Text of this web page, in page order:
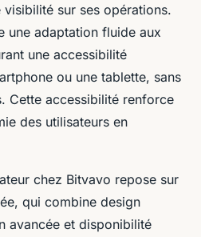
sur ses opérations.
une adaptation fluide aux
une accessibilité
ou une tablette, sans
Cette accessibilité renforce
des utilisateurs en
chez Bitvavo repose sur
qui combine design
avancée et disponibilité